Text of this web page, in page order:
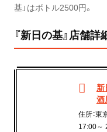
基」はボトル2500円。
『新日の基』店舗詳
新
酒
住所：
17:00～